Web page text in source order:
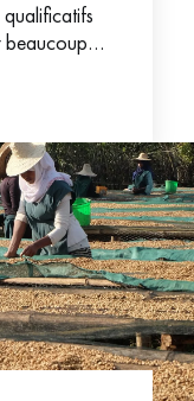
beaucoup